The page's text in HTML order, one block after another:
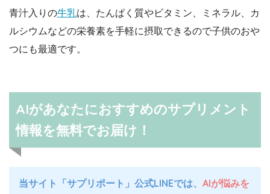
青汁入りの牛乳は、たんぱく質やビタミン、ミネラル、カ
ルシウムなどの栄養素を手軽に摂取できるので子供のおや
つにも最適です。
AIがあなたにおすすめのサプリメント
情報を無料でお届け！
当サイト「サプリポート」公式LINEでは、 AIが悩みを